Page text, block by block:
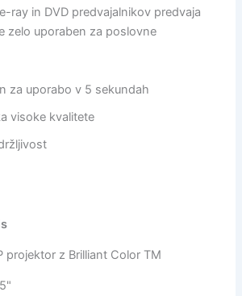
ray in DVD predvajalnikov predvaja
zelo uporaben za poslovne
za uporabo v 5 sekundah
visoke kvalitete
projektor z Brilliant Color TM